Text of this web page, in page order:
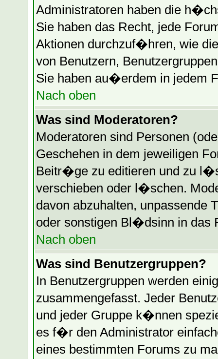
Administratoren haben die
Sie haben das Recht, jede
Aktionen durchzuf�hren, wie
von Benutzern,
Sie haben au�erdem in jedem
Nach oben
Was sind Moderatoren?
Moderatoren sind Personen
Geschehen in dem jeweiligen
Beitr�ge zu editieren und zu
verschieben oder l�schen.
davon abzuhalten, unpassende
oder sonstigen Bl�dsinn in das
Nach oben
Was sind Benutzergruppen?
In Benutzergruppen werden
zusammengefasst. Jeder
und jeder Gruppe k�nnen
es f�r den Administrator
eines bestimmten Forums zu